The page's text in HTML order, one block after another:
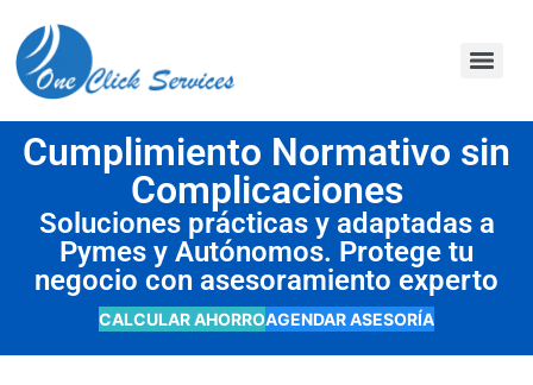
Cumplimiento Normativo sin
Complicaciones
Soluciones prácticas y adaptadas a
Pymes y Autónomos. Protege tu
negocio con asesoramiento experto
CALCULAR AHORROAGENDAR ASESORÍA